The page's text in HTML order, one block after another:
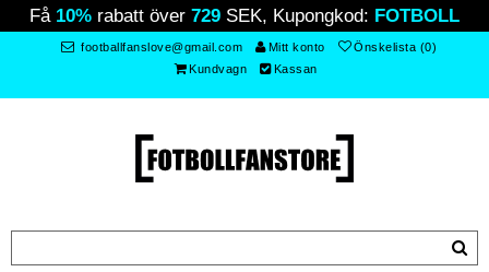
Få 10% rabatt över 729 SEK, Kupongkod: FOTBOLL
footballfanslove@gmail.com Mitt konto
Önskelista (0)
Kundvagn
Kassan